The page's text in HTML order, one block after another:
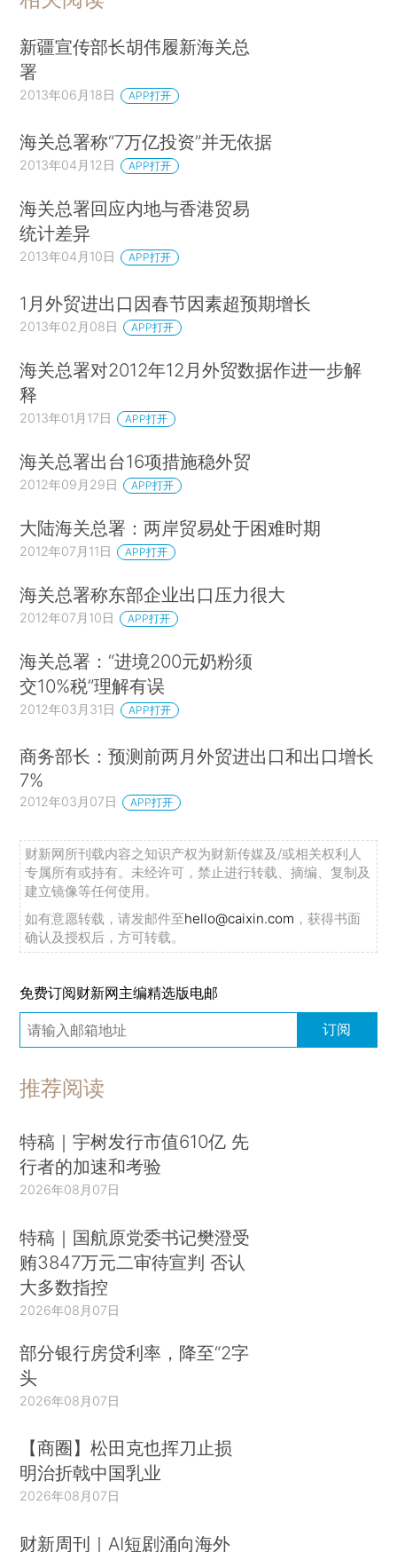
新疆宣传部长胡伟履新海关总
署
2013年06月18日 APP打开
海关总署称“7万亿投资”并无依据
2013年04月12日 APP打开
海关总署回应内地与香港贸易
统计差异
2013年04月10日 APP打开
1月外贸进出口因春节因素超预期增长
2013年02月08日 APP打开
海关总署对2012年12月外贸数据作进一步解
释
2013年01月17日 APP打开
海关总署出台16项措施稳外贸
2012年09月29日 APP打开
大陆海关总署：两岸贸易处于困难时期
2012年07月11日 APP打开
海关总署称东部企业出口压力很大
2012年07月10日 APP打开
海关总署：“进境200元奶粉须
交10%税”理解有误
2012年03月31日 APP打开
商务部长：预测前两月外贸进出口和出口增长
7%
2012年03月07日 APP打开
财新网所刊载内容之知识产权为财新传媒及/或相关权利人
专属所有或持有。未经许可，禁止进行转载、摘编、复制及
建立镜像等任何使用。
如有意愿转载，请发邮件至hello@caixin.com ，获得书面
确认及授权后，方可转载。
免费订阅财新网主编精选版电邮
订阅
推荐阅读
特稿｜宇树发行市值610亿 先
行者的加速和考验
2026年08月07日
特稿｜国航原党委书记樊澄受
贿3847万元二审待宣判 否认
大多数指控
2026年08月07日
部分银行房贷利率，降至“2字
头
2026年08月07日
【商圈】松田克也挥刀止损
明治折戟中国乳业
2026年08月07日
财新周刊｜AI短剧涌向海外